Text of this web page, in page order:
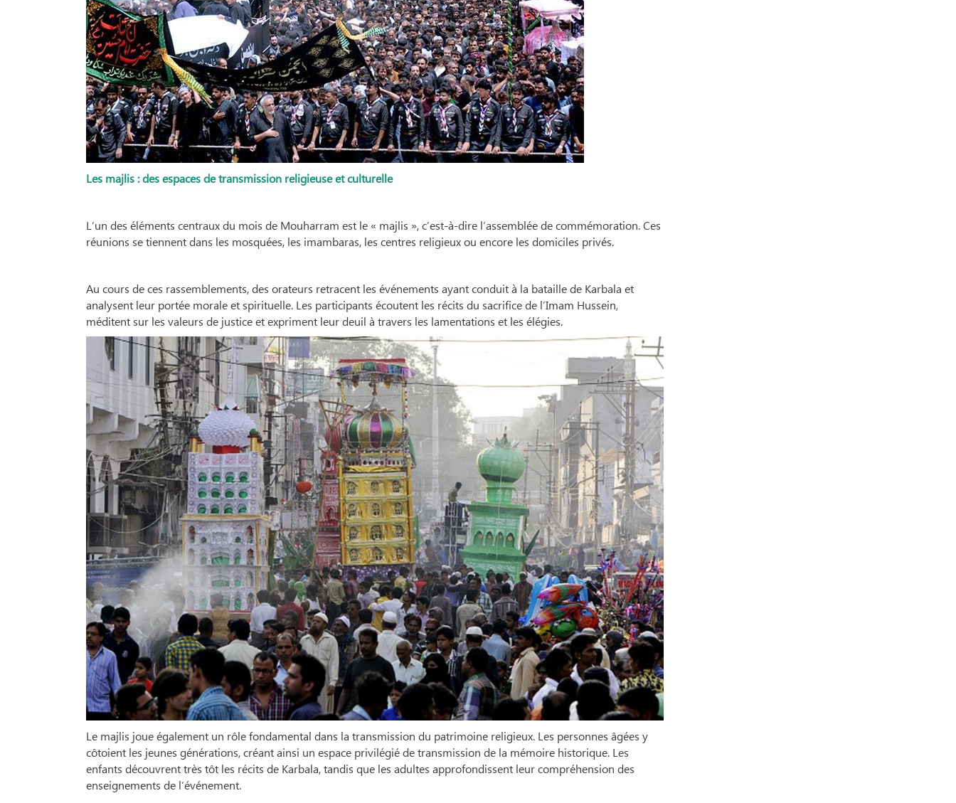
Les majlis : des espaces de transmission religieuse et culturelle
L’un des éléments centraux du mois de Mouharram est le « majlis », c’est-à-dire l’assemblée de commémoration. Ces
réunions se tiennent dans les mosquées, les imambaras, les centres religieux ou encore les domiciles privés.
Au cours de ces rassemblements, des orateurs retracent les événements ayant conduit à la bataille de Karbala et
analysent leur portée morale et spirituelle. Les participants écoutent les récits du sacrifice de l’Imam Hussein,
méditent sur les valeurs de justice et expriment leur deuil à travers les lamentations et les élégies.
Le majlis joue également un rôle fondamental dans la transmission du patrimoine religieux. Les personnes âgées y
côtoient les jeunes générations, créant ainsi un espace privilégié de transmission de la mémoire historique. Les
enfants découvrent très tôt les récits de Karbala, tandis que les adultes approfondissent leur compréhension des
enseignements de l’événement.